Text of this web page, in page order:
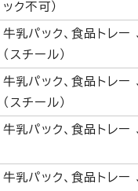
ック不可）
牛乳パック、食品トレー
（スチール）
牛乳パック、食品トレー
（スチール）
牛乳パック、食品トレー
牛乳パック、食品トレー